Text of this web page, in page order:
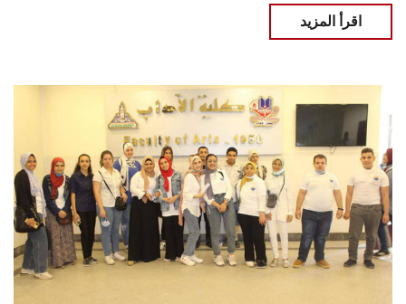
اقرأ المزيد